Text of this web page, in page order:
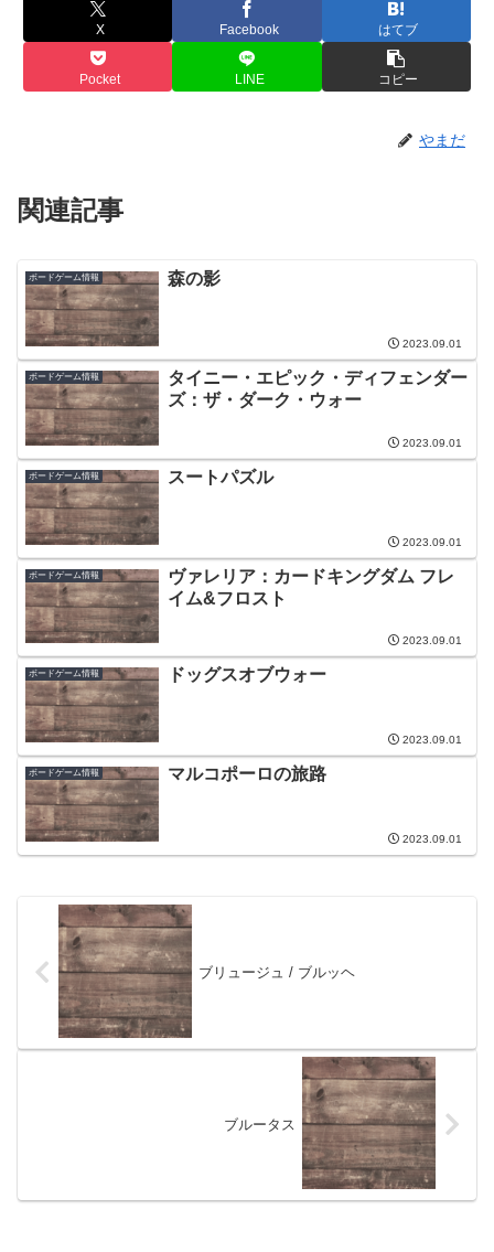
X Facebook はてブ
Pocket LINE コピー
やまだ
関連記事
ボードゲーム情報 森の影
2023.09.01
ボードゲーム情報
タイニー・エピック・ディフェンダー
ズ：ザ・ダーク・ウォー
2023.09.01
ボードゲーム情報 スートパズル
2023.09.01
ボードゲーム情報
ヴァレリア：カードキングダム フレ
イム&フロスト
2023.09.01
ボードゲーム情報 ドッグスオブウォー
2023.09.01
ボードゲーム情報 マルコポーロの旅路
2023.09.01
ブリュージュ / ブルッヘ
ブルータス